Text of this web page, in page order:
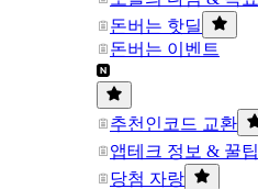
돈버는 핫딜
돈버는 이벤트
추천인코드 교환
앱테크 정보 & 꿀팁
당첨 자랑